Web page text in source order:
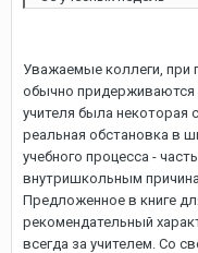
Уважаемые коллеги, при
обычно придерживаются
учителя была некоторая
реальная обстановка в
учебного процесса -
внутришкольным
Предложенное в книге
рекомендательный
всегда за учителем. Со